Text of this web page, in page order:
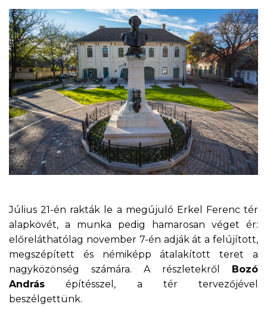
Július 21-én rakták le a megújuló Erkel Ferenc tér
alapkövét, a munka pedig hamarosan véget ér:
előreláthatólag november 7-én adják át a felújított,
megszépített és némiképp átalakított teret a
nagyközönség számára. A részletekről Bozó
András építésszel, a tér tervezőjével
beszélgettünk.